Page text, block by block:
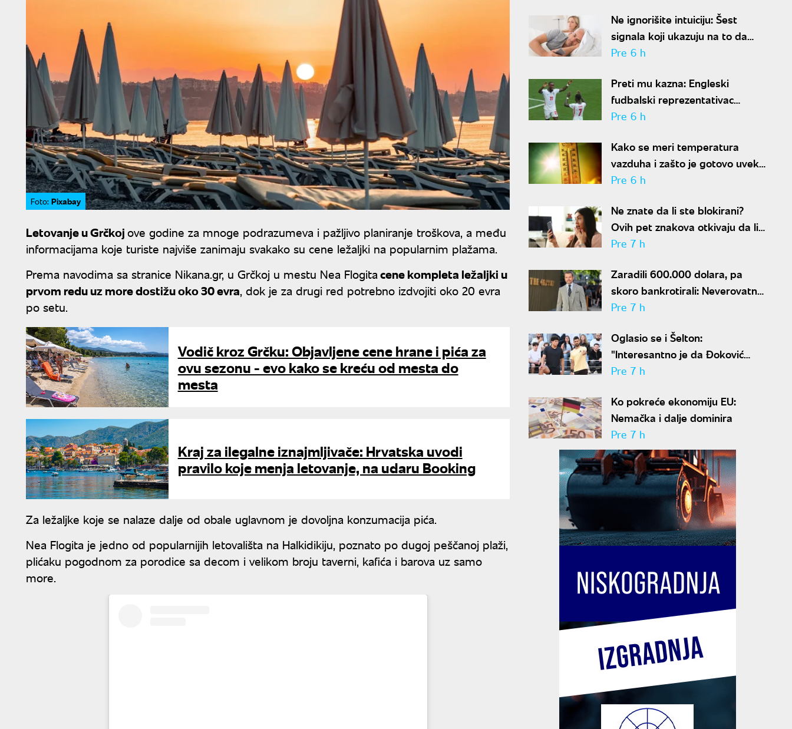
Foto: Pixabay
Letovanje u Grčkojove godine za mnoge podrazumeva i pažljivo planiranje troškova, a među
informacijama koje turiste najviše zanimaju svakako su cene ležaljki na popularnim plažama.
Prema navodima sa stranice Nikana.gr, u Grčkoj u mestu Nea Flogitacene kompleta ležaljki u
prvom redu uz more dostižu oko 30 evra, dok je za drugi red potrebno izdvojiti oko 20 evra
po setu.
Vodič kroz Grčku: Objavljene cene hrane i pića za
ovu sezonu - evo kako se kreću od mesta do
mesta
Kraj za ilegalne iznajmljivače: Hrvatska uvodi
pravilo koje menja letovanje, na udaru Booking
Za ležaljke koje se nalaze dalje od obale uglavnom je dovoljna konzumacija pića.
Nea Flogita je jedno od popularnijih letovališta na Halkidikiju, poznato po dugoj peščanoj plaži,
plićaku pogodnom za porodice sa decom i velikom broju taverni, kafića i barova uz samo
more.
Ne ignorišite intuiciju: Šest
signala koji ukazuju na to da
partner krije aferu
Pre 6 h
Preti mu kazna: Engleski
fudbalski reprezentativac
optužen za napad u noćnom
Pre 6 h
Kako se meri temperatura
vazduha i zašto je gotovo uvek
niža od one koju pokazuju naši
Pre 6 h
Ne znate da li ste blokirani?
Ovih pet znakova otkivaju da li
se nalazite na nečijoj "crnoj listi"
Pre 7 h
Zaradili 600.000 dolara, pa
skoro bankrotirali: Neverovatna
ispovest Meta Dejmona o paklu
Pre 7 h
Oglasio se i Šelton:
"Interesantno je da Đoković
predlaže skraćenje mečeva..."
Pre 7 h
Ko pokreće ekonomiju EU:
Nemačka i dalje dominira
Pre 7 h